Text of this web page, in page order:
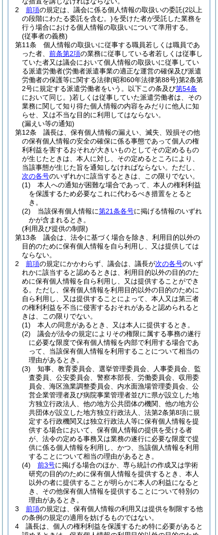
2
前項の規定は、議会に係る個人情報の取扱いの委託(2以上
の段階にわたる委託を含む。)を受けた者が受託した業務を
行う場合における個人情報の取扱いについて準用する。
(従事者の義務)
第11条
個人情報の取扱いに従事する職員若しくは職員であ
った者、 前条第2項の業務に従事している者若しくは従事し
ていた者又は議会において個人情報の取扱いに従事してい
る派遣労働者(労働者派遣事業の適正な運営の確保及び派遣
労働者の保護等に関する法律(昭和60年法律第88号)第2条第
2号に規定する派遣労働者をいう。以下この条及び第54条
において同じ。)若しくは従事していた派遣労働者は、その
業務に関して知り得た個人情報の内容をみだりに他人に知
らせ、又は不当な目的に利用してはならない。
(漏えい等の通知)
第12条
議長は、保有個人情報の漏えい、滅失、毀損その他
の保有個人情報の安全の確保に係る事態であって個人の権
利利益を害するおそれが大きいものとしてその定めるもの
が生じたときは、本人に対し、その定めるところにより、
当該事態が生じた旨を通知しなければならない。 ただし、
次の各号のいずれかに該当するときは、この限りでない。
(1)
本人への通知が困難な場合であって、本人の権利利益
を保護するため必要なこれに代わるべき措置をとると
き。
(2)
当該保有個人情報に第21条各号に掲げる情報のいずれ
かが含まれるとき。
(利用及び提供の制限)
第13条
議会は、法令に基づく場合を除き、利用目的以外の
目的のために保有個人情報を自ら利用し、又は提供しては
ならない。
2
前項の規定にかかわらず、議会は、議長が次の各号のいず
れかに該当すると認めるときは、利用目的以外の目的のた
めに保有個人情報を自ら利用し、又は提供することができ
る。 ただし、保有個人情報を利用目的以外の目的のために
自ら利用し、又は提供することによって、本人又は第三者
の権利利益を不当に侵害するおそれがあると認められると
きは、この限りでない。
(1)
本人の同意があるとき、又は本人に提供するとき。
(2)
議会が法令の規定によりその権限に属する事務の遂行
に必要な限度で保有個人情報を内部で利用する場合であ
って、当該保有個人情報を利用することについて相当の
理由があるとき。
(3)
知事、教育委員会、選挙管理委員会、人事委員会、監
査委員、公安委員会、警察本部長、労働委員会、収用委
員会、海区漁業調整委員会、内水面漁場管理委員会、公
営企業管理者及び病院事業管理者並びに県が設立した地
方独立行政法人、他の地方公共団体の機関、他の地方公
共団体が設立した地方独立行政法人、法第2条第8項に規
定する行政機関又は独立行政法人等に保有個人情報を提
供する場合において、保有個人情報の提供を受ける者
が、法令の定める事務又は業務の遂行に必要な限度で提
供に係る個人情報を利用し、かつ、当該個人情報を利用
することについて相当の理由があるとき。
(4)
前3号に掲げる場合のほか、専ら統計の作成又は学術
研究の目的のために保有個人情報を提供するとき、本人
以外の者に提供することが明らかに本人の利益になると
き、その他保有個人情報を提供することについて特別の
理由があるとき。
3
前項の規定は、保有個人情報の利用又は提供を制限する他
の条例の規定の適用を妨げるものではない。
4
議長は、個人の権利利益を保護するため特に必要があると